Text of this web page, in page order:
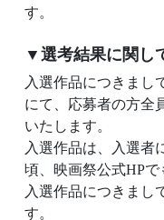
す。
▼選考結果に関し
入選作品につきまし
にて、応募者の方全
いたします。
入選作品は、入選者
頃、映画祭公式HPで
入選作品につきまし
す。